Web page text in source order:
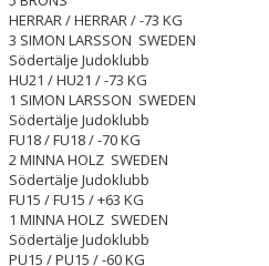
HERRAR / HERRAR / -73 KG
3 SIMON LARSSON SWEDEN
Södertälje Judoklubb
HU21 / HU21 / -73 KG
1 SIMON LARSSON SWEDEN
Södertälje Judoklubb
FU18 / FU18 / -70 KG
2 MINNA HOLZ SWEDEN
Södertälje Judoklubb
FU15 / FU15 / +63 KG
1 MINNA HOLZ SWEDEN
Södertälje Judoklubb
PU15 / PU15 / -60 KG